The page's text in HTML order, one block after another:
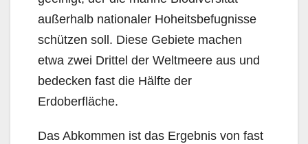
außerhalb nationaler Hoheitsbefugnisse
schützen soll. Diese Gebiete machen
etwa zwei Drittel der Weltmeere aus und
bedecken fast die Hälfte der
Erdoberfläche.
Das Abkommen ist das Ergebnis von fast